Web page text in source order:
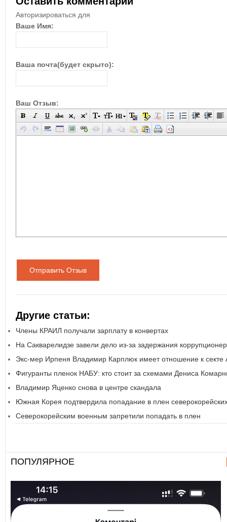
Авторизироваться для
Ваше Имя:
Ваша почта(будет скрыто):
Ваш Отзыв:
Отправить Отзыв
Другие статьи:
Члены КРАИЛ получали зарплату в конвертах
На Сакварелидзе завели дело из-за задержания
Экс-мер Ирпеня Владимир Карплюк имеет отношение к секте
Фигуранты пленок НАБУ: кто стоит за схемами Дениса
Владимир Яценко снова в центре скандала
Южная Корея подтвердила попадание в плен
Северокорейским военным запретили попадать в плен
ПОПУЛЯРНОЕ